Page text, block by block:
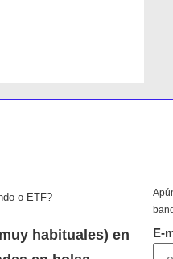
o ETF?
habituales) en
E-